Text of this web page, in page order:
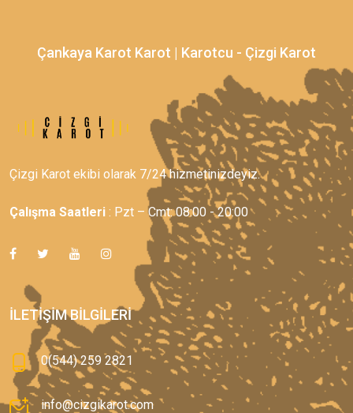
Çankaya Karot Karot | Karotcu - Çizgi Karot
Çizgi Karot ekibi olarak 7/24 hizmetinizdeyiz.
Çalışma Saatleri : Pzt – Cmt: 08:00 - 20:00
İLETIŞIM BILGILERI
0(544) 259 2821
info@cizgikarot.com